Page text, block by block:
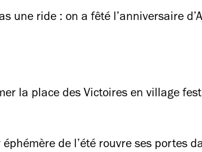
une ride : on a fêté l’anniversaire
la place des Victoires en village
de l’été rouvre ses portes